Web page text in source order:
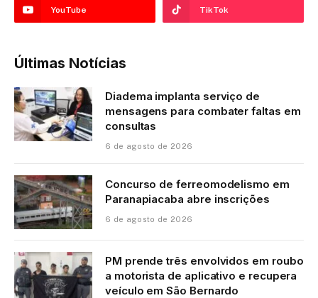
YouTube TikTok
Últimas Notícias
Diadema implanta serviço de
mensagens para combater faltas em
consultas
6 de agosto de 2026
Concurso de ferreomodelismo em
Paranapiacaba abre inscrições
6 de agosto de 2026
PM prende três envolvidos em roubo
a motorista de aplicativo e recupera
veículo em São Bernardo